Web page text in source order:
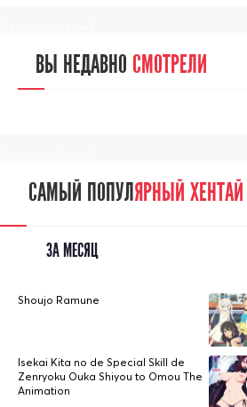
ВЫ НЕДАВНО СМОТРЕЛИ
САМЫЙ ПОПУЛЯРНЫЙ ХЕНТАЙ
ЗА МЕСЯЦ
Shoujo Ramune
Isekai Kita no de Special Skill de
Zenryoku Ouka Shiyou to Omou The
Animation